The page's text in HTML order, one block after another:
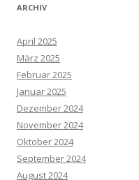
ARCHIV
April 2025
März 2025
Februar 2025
Januar 2025
Dezember 2024
November 2024
Oktober 2024
September 2024
August 2024